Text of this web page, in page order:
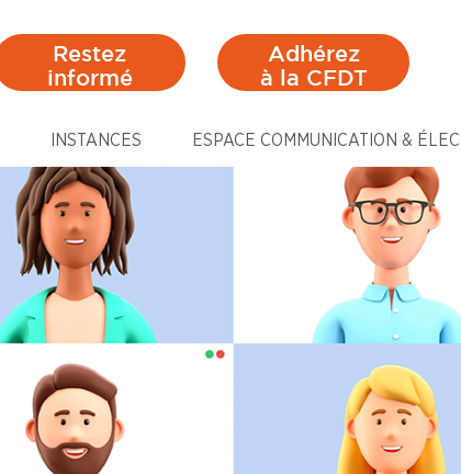
Restez
informé
Adhérez
à la CFDT
INSTANCES ESPACE COMMUNICATION &